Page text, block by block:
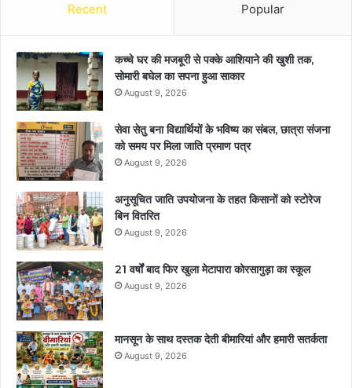
Recent Popular
कच्चे घर की मजबूरी से पक्के आशियाने की खुशी तक,
सोमारी बघेल का सपना हुआ साकार
August 9, 2026
सेवा सेतु बना विद्यार्थियों के भविष्य का संबल, छात्रा संजना
को समय पर मिला जाति प्रमाण पत्र
August 9, 2026
अनुसूचित जाति उपयोजना के तहत किसानों को स्टोरेज
बिन वितरित
August 9, 2026
21 वर्षों बाद फिर खुला मेटापारा कोरसागुड़ा का स्कूल
August 9, 2026
मानसून के साथ दस्तक देती बीमारियां और हमारी सतर्कता
August 9, 2026